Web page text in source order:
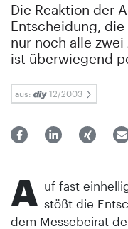
Die Reaktion der
Entscheidung,
nur noch alle
ist überwiegend
aus: 12/2003
A uf fast
stößt die
dem Messebeirat